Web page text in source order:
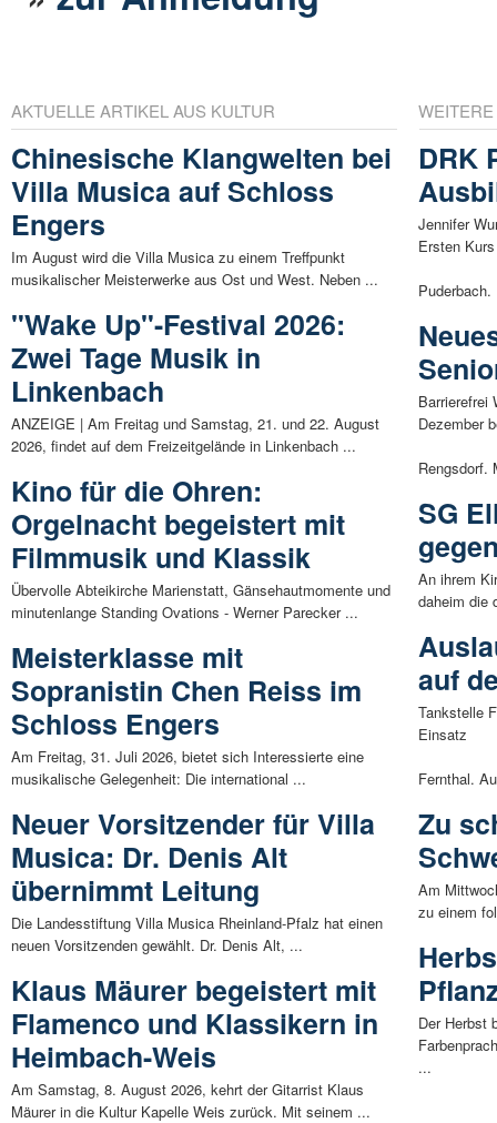
AKTUELLE ARTIKEL AUS KULTUR
Chinesische Klangwelten bei
Villa Musica auf Schloss
Engers
Im August wird die Villa Musica zu einem Treffpunkt
musikalischer Meisterwerke aus Ost und West. Neben ...
"Wake Up"-Festival 2026:
Zwei Tage Musik in
Linkenbach
ANZEIGE | Am Freitag und Samstag, 21. und 22. August
2026, findet auf dem Freizeitgelände in Linkenbach ...
Kino für die Ohren:
Orgelnacht begeistert mit
Filmmusik und Klassik
Übervolle Abteikirche Marienstatt, Gänsehautmomente und
minutenlange Standing Ovations - Werner Parecker ...
Meisterklasse mit
Sopranistin Chen Reiss im
Schloss Engers
Am Freitag, 31. Juli 2026, bietet sich Interessierte eine
musikalische Gelegenheit: Die international ...
Neuer Vorsitzender für Villa
Musica: Dr. Denis Alt
übernimmt Leitung
Die Landesstiftung Villa Musica Rheinland-Pfalz hat einen
neuen Vorsitzenden gewählt. Dr. Denis Alt, ...
Klaus Mäurer begeistert mit
Flamenco und Klassikern in
Heimbach-Weis
Am Samstag, 8. August 2026, kehrt der Gitarrist Klaus
Mäurer in die Kultur Kapelle Weis zurück. Mit seinem ...
DRK
Jennifer
Ersten
Barrierefrei
Dezember
Rengsdorf.
SG
An ihrem
daheim die
auf
Tankstelle
Einsatz
Fernthal.
Zu
Am
zu einem
Der Herbst
...